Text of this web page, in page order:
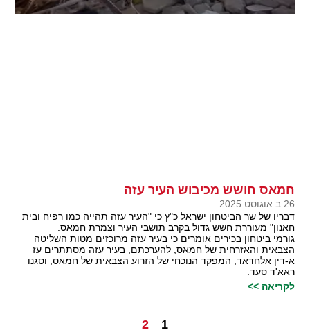
חמאס חושש מכיבוש העיר עזה
26 ב אוגוסט 2025
דבריו של שר הביטחון ישראל כ"ץ כי "העיר עזה תהייה כמו רפיח ובית
חאנון" מעוררת חשש גדול בקרב תושבי העיר וצמרת חמאס.
גורמי ביטחון בכירים אומרים כי בעיר עזה מרוכזים מטות השליטה
הצבאית והאזרחית של חמאס, להערכתם, בעיר עזה מסתתרים עז
א-דין אלחדאד, המפקד הנוכחי של הזרוע הצבאית של חמאס, וסגנו
ראא'ד סעד.
לקריאה >>
1
2